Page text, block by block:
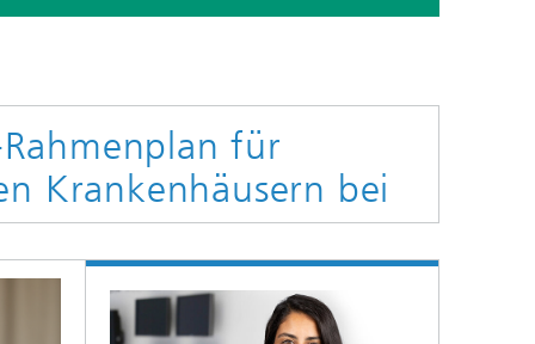
Hybride Integration und Sensorik
Technologie und Infrastruktur
Faseroptische Sensorsysteme
INFOS ZUM
HHI ALS
ARBEITGEBER
für
Krankenhäusern bei